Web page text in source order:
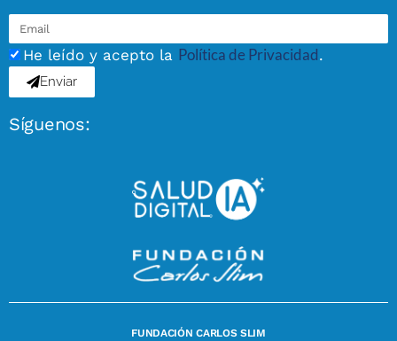
He leído y acepto la Política de Privacidad.
Enviar
Síguenos:
FUNDACIÓN CARLOS SLIM